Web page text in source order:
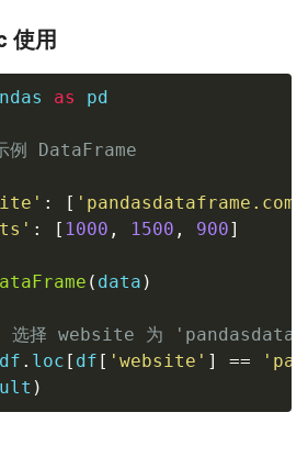
使用
as pd
例 DataFrame
: [ 'pandasdataframe.com'
: [ 1000 , 1500 , 900]
( data )
择 website 为
. loc [ df [ 'website' ] ==
)